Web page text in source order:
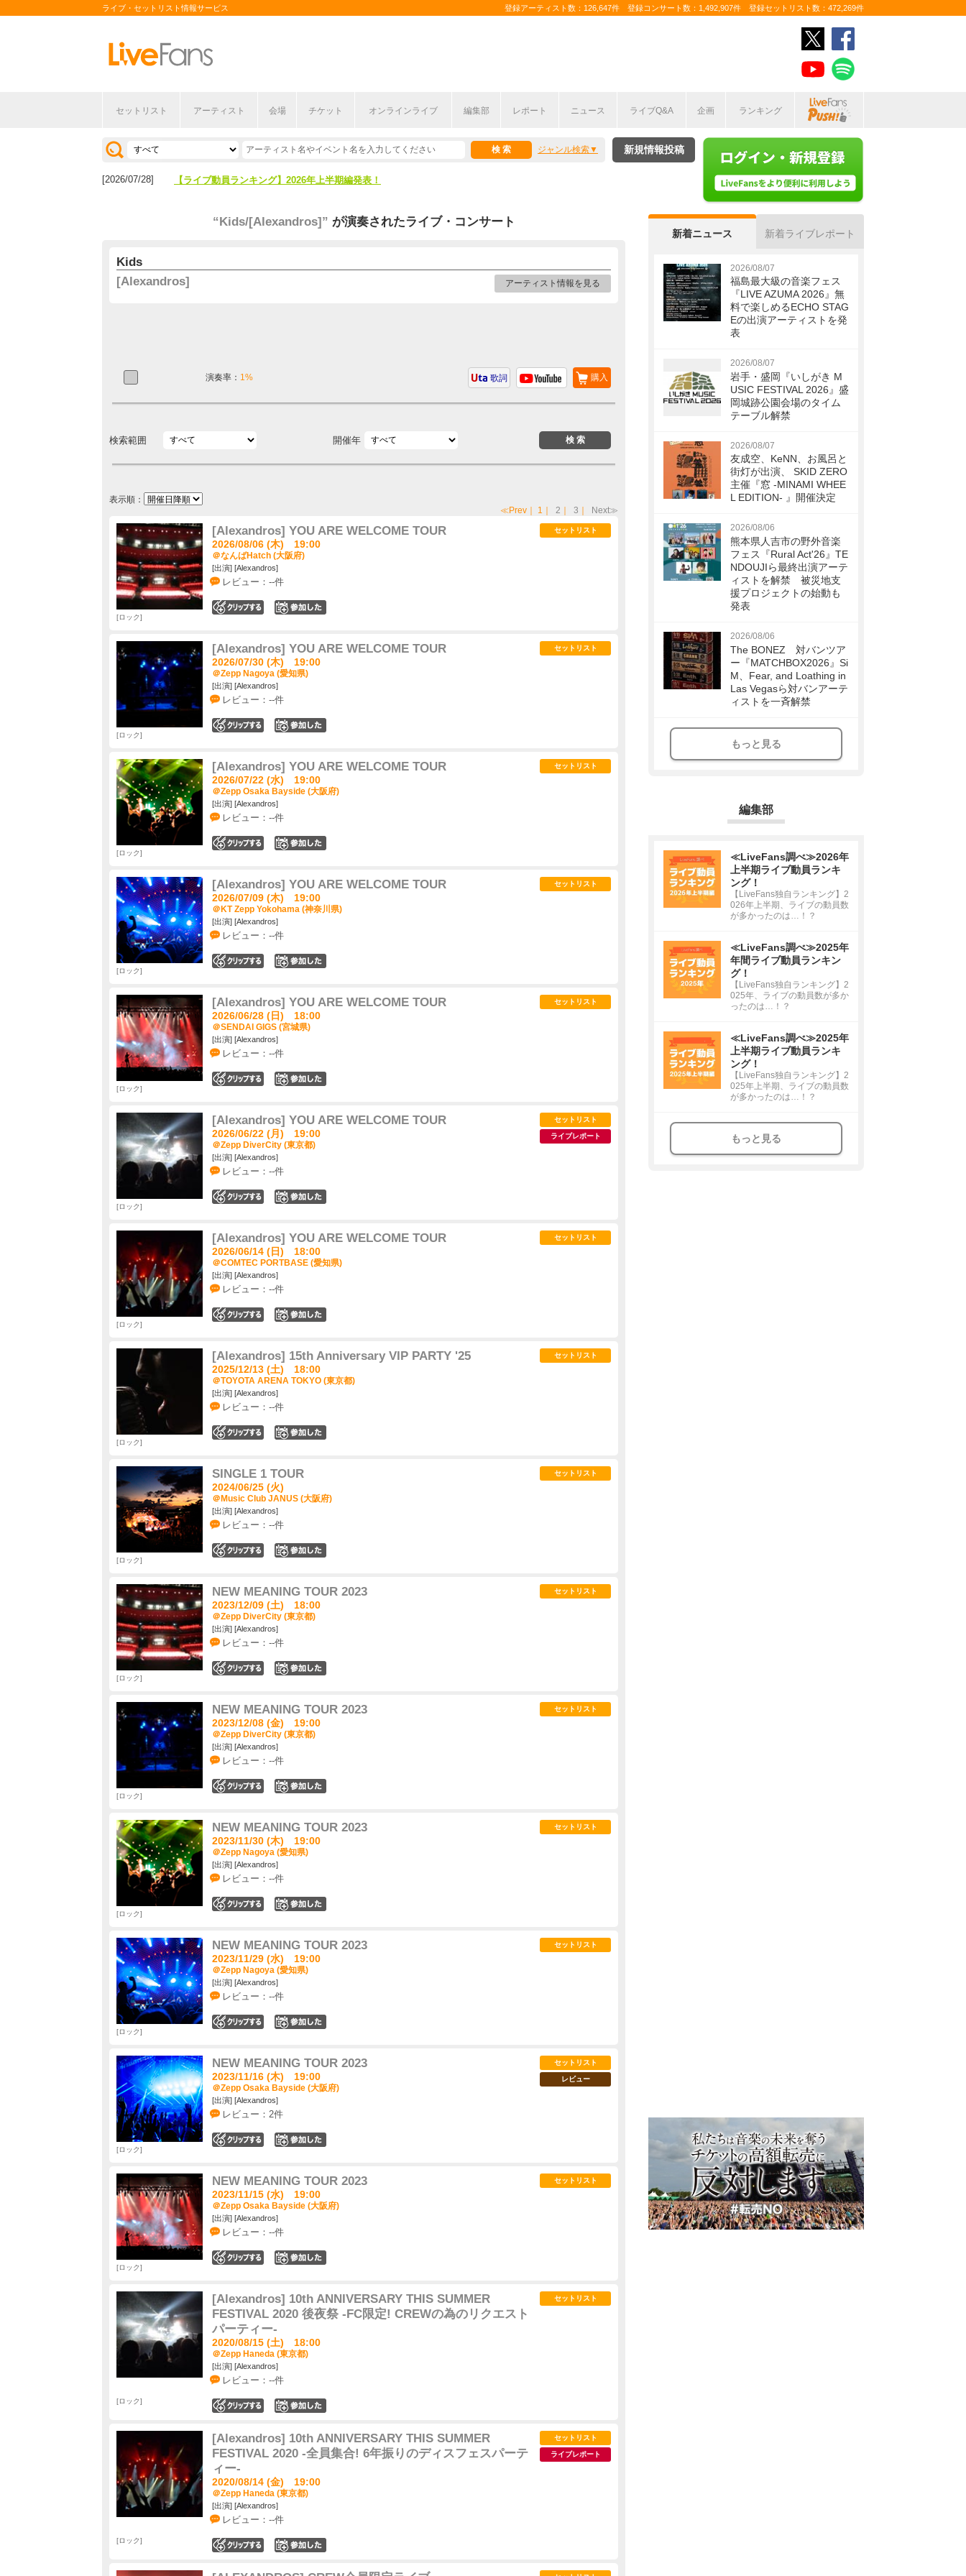
ライブ・セットリスト情報サービス 登録アーティスト数：126,647件 登録コンサート数：1,492,907件 登録セットリスト数：472,269件
セットリスト アーティスト 会場 チケット オンラインライブ 編集部 レポート ニュース ライブQ&A 企画 ランキング
ジャンル検索
[2026/04/27] 【フェス特集2026】フェス情報はここから！
[2026/07/28] 【ライブ動員ランキング】2026年上半期編発表！
新規情報投稿
“Kids/[Alexandros]” が演奏されたライブ・コンサート
Kids
[Alexandros]
アーティスト情報を見る
演奏率： 1% 購入
歌詞
検索範囲 開催年
表示順：
≪Prev ｜ 1 ｜ 2 ｜ 3 ｜ Next≫
[Alexandros] YOU ARE WELCOME TOUR
2026/08/06 (木) 19:00
＠なんばHatch (大阪府)
[出演] [Alexandros]
レビュー：--件
セットリスト
ロック
[Alexandros] YOU ARE WELCOME TOUR
2026/07/30 (木) 19:00
＠Zepp Nagoya (愛知県)
[出演] [Alexandros]
レビュー：--件
セットリスト
ロック
[Alexandros] YOU ARE WELCOME TOUR
2026/07/22 (水) 19:00
＠Zepp Osaka Bayside (大阪府)
[出演] [Alexandros]
レビュー：--件
セットリスト
ロック
[Alexandros] YOU ARE WELCOME TOUR
2026/07/09 (木) 19:00
＠KT Zepp Yokohama (神奈川県)
[出演] [Alexandros]
レビュー：--件
セットリスト
ロック
[Alexandros] YOU ARE WELCOME TOUR
2026/06/28 (日) 18:00
＠SENDAI GIGS (宮城県)
[出演] [Alexandros]
レビュー：--件
セットリスト
ロック
[Alexandros] YOU ARE WELCOME TOUR
2026/06/22 (月) 19:00
＠Zepp DiverCity (東京都)
[出演] [Alexandros]
レビュー：--件
セットリスト
ライブレポート
ロック
[Alexandros] YOU ARE WELCOME TOUR
2026/06/14 (日) 18:00
＠COMTEC PORTBASE (愛知県)
[出演] [Alexandros]
レビュー：--件
セットリスト
ロック
[Alexandros] 15th Anniversary VIP PARTY '25
2025/12/13 (土) 18:00
＠TOYOTA ARENA TOKYO (東京都)
[出演] [Alexandros]
レビュー：--件
セットリスト
ロック
SINGLE 1 TOUR
2024/06/25 (火)
＠Music Club JANUS (大阪府)
[出演] [Alexandros]
レビュー：--件
セットリスト
ロック
NEW MEANING TOUR 2023
2023/12/09 (土) 18:00
＠Zepp DiverCity (東京都)
[出演] [Alexandros]
レビュー：--件
セットリスト
ロック
NEW MEANING TOUR 2023
2023/12/08 (金) 19:00
＠Zepp DiverCity (東京都)
[出演] [Alexandros]
レビュー：--件
セットリスト
ロック
NEW MEANING TOUR 2023
2023/11/30 (木) 19:00
＠Zepp Nagoya (愛知県)
[出演] [Alexandros]
レビュー：--件
セットリスト
ロック
NEW MEANING TOUR 2023
2023/11/29 (水) 19:00
＠Zepp Nagoya (愛知県)
[出演] [Alexandros]
レビュー：--件
セットリスト
ロック
NEW MEANING TOUR 2023
2023/11/16 (木) 19:00
＠Zepp Osaka Bayside (大阪府)
[出演] [Alexandros]
レビュー：2件
セットリスト
レビュー
ロック
NEW MEANING TOUR 2023
2023/11/15 (水) 19:00
＠Zepp Osaka Bayside (大阪府)
[出演] [Alexandros]
レビュー：--件
セットリスト
ロック
[Alexandros] 10th ANNIVERSARY THIS SUMMER
FESTIVAL 2020 後夜祭 -FC限定! CREWの為のリクエスト
パーティー-
2020/08/15 (土) 18:00
＠Zepp Haneda (東京都)
[出演] [Alexandros]
レビュー：--件
セットリスト
ロック
[Alexandros] 10th ANNIVERSARY THIS SUMMER
FESTIVAL 2020 -全員集合! 6年振りのディスフェスパーテ
ィー-
2020/08/14 (金) 19:00
＠Zepp Haneda (東京都)
[出演] [Alexandros]
レビュー：--件
セットリスト
ライブレポート
ロック
新着ニュース 新着ライブレポート
2026/08/07
福島最大級の音楽フェス
『LIVE AZUMA 2026』無
料で楽しめるECHO STAG
Eの出演アーティストを発
表
2026/08/07
岩手・盛岡『いしがき M
USIC FESTIVAL 2026』盛
岡城跡公園会場のタイム
テーブル解禁
2026/08/07
友成空、KeNN、お風呂と
街灯が出演、 SKID ZERO
主催『窓 -MINAMI WHEE
L EDITION- 』開催決定
2026/08/06
熊本県人吉市の野外音楽
フェス『Rural Act'26』TE
NDOUJIら最終出演アーテ
ィストを解禁 被災地支
援プロジェクトの始動も
発表
2026/08/06
The BONEZ 対バンツア
ー『MATCHBOX2026』Si
M、Fear, and Loathing in
Las Vegasら対バンアーテ
ィストを一斉解禁
もっと見る
編集部
≪LiveFans調べ≫2026年
上半期ライブ動員ランキ
ング！
【LiveFans独自ランキング】2
026年上半期、ライブの動員数
が多かったのは…！？
≪LiveFans調べ≫2025年
年間ライブ動員ランキン
グ！
【LiveFans独自ランキング】2
025年、ライブの動員数が多か
ったのは…！？
≪LiveFans調べ≫2025年
上半期ライブ動員ランキ
ング！
【LiveFans独自ランキング】2
025年上半期、ライブの動員数
が多かったのは…！？
もっと見る